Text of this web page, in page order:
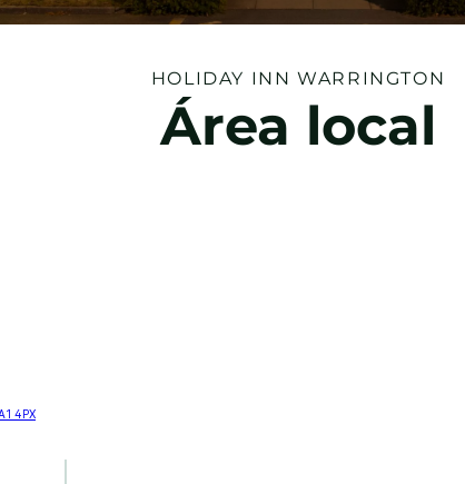
HOLIDAY INN WARRINGTON
Área local